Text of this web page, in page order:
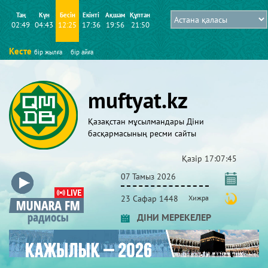
Таң
02:49
Күн
04:43
Бесін
12:25
Екінті
17:36
Ақшам
19:56
Құптан
21:50
Кесте бір жылға бір айға
muftyat.kz
Қазақстан мұсылмандары Діни
басқармасының ресми сайты
Қазір 17:07:46
07 Тамыз 2026
23 Сафар 1448 Хижра
ДІНИ МЕРЕКЕЛЕР